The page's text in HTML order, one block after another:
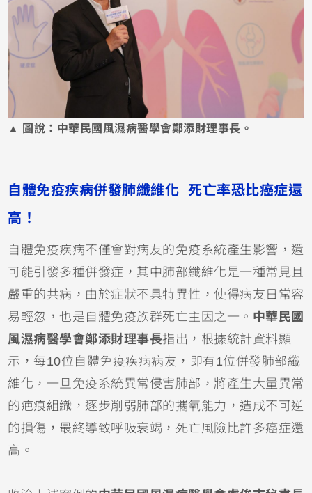
▲ 圖說：中華民國風濕病醫學會鄭添財理事長。
自體免疫疾病併發肺纖維化 死亡率恐比癌症還
高！
自體免疫疾病不僅會對病友的免疫系統產生影響，還
可能引發多種併發症，其中肺部纖維化是一種常見且
嚴重的共病，由於症狀不具特異性，使得病友日常容
易輕忽，也是自體免疫族群死亡主因之一。 中華民國
風濕病醫學會鄭添財理事長指出，根據統計資料顯
示，每10位自體免疫疾病病友，即有1位併發肺部纖
維化，一旦免疫系統異常侵害肺部，將產生大量異常
的疤痕組織，逐步削弱肺部的攜氧能力，造成不可逆
的損傷，最終導致呼吸衰竭，死亡風險比許多癌症還
高。